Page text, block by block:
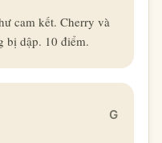
cam kết. Cherry và
bị dập. 10 điểm.
G